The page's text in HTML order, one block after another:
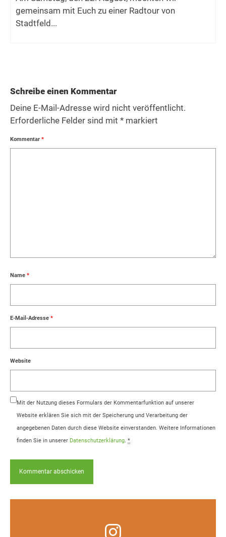
gemeinsam mit Euch zu einer Radtour von
Stadtfeld...
Schreibe einen Kommentar
Deine E-Mail-Adresse wird nicht veröffentlicht.
Erforderliche Felder sind mit * markiert
Kommentar *
Name *
E-Mail-Adresse *
Website
Mit der Nutzung dieses Formulars der Kommentarfunktion auf unserer
Website erklären Sie sich mit der Speicherung und Verarbeitung der
angegebenen Daten durch diese Website einverstanden. Weitere Informationen
finden Sie in unserer Datenschutzerklärung. *
Instagram-Kanal